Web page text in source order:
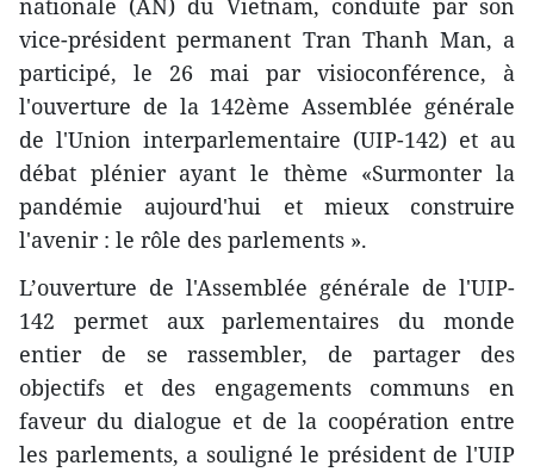
nationale (AN) du Vietnam, conduite par son
vice-président permanent Tran Thanh Man, a
participé, le 26 mai par visioconférence, à
l'ouverture de la 142ème Assemblée générale
de l'Union interparlementaire (UIP-142) et au
débat plénier ayant le thème «Surmonter la
pandémie aujourd'hui et mieux construire
l'avenir : le rôle des parlements ».
L’ouverture de l'Assemblée générale de l'UIP-
142 permet aux parlementaires du monde
entier de se rassembler, de partager des
objectifs et des engagements communs en
faveur du dialogue et de la coopération entre
les parlements, a souligné le président de l'UIP